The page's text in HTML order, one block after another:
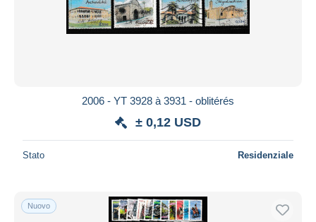
2006 - YT 3928 à 3931 - oblitérés
± 0,12 USD
Stato Residenziale
Nuovo